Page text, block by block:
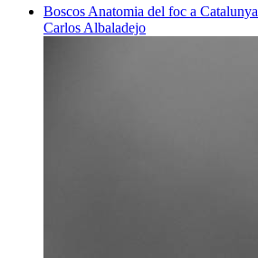
Boscos Anatomia del foc a Catalunya
Carlos Albaladejo